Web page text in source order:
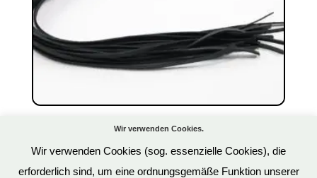
Leder Peitsche mit Edelstahlgriff 20 Riemen
Art.Nr: OS1031
Wir verwenden Cookies.
Wir verwenden Cookies (sog. essenzielle Cookies), die
erforderlich sind, um eine ordnungsgemäße Funktion unserer